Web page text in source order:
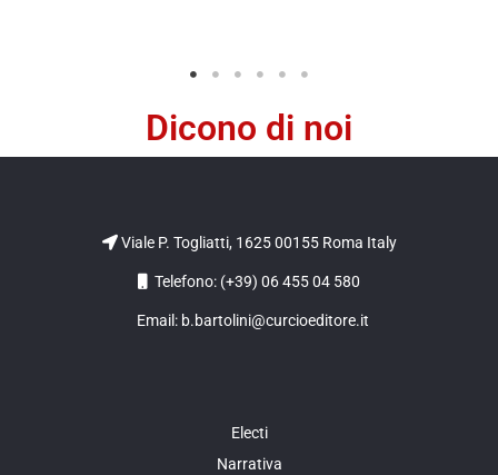
Dicono di noi
Viale P. Togliatti, 1625 00155 Roma Italy
Telefono: (+39) 06 455 04 580
Email: b.bartolini@curcioeditore.it
Electi
Narrativa